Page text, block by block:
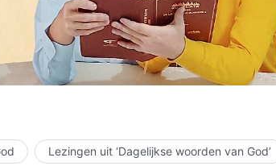
Lezingen uit ‘Dagelijkse woorden van God’